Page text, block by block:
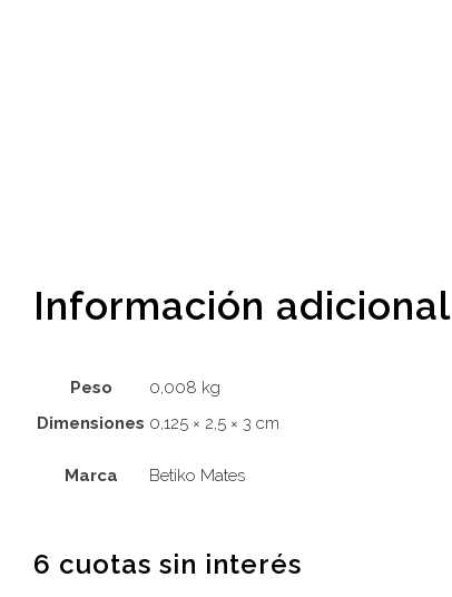
Información adicional
Peso
0,008 kg
Dimensiones 0,125 × 2,5 × 3 cm
Marca Betiko Mates
6 cuotas sin interés